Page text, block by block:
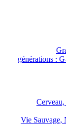
Vie Sauvage,